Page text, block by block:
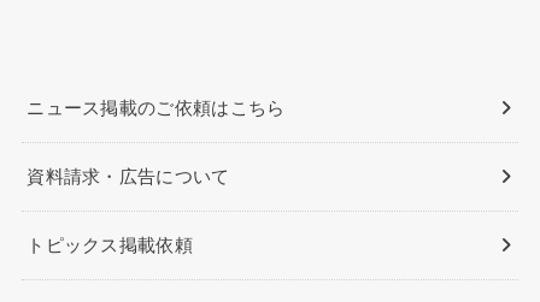
ニュース掲載のご依頼はこちら
資料請求・広告について
トピックス掲載依頼